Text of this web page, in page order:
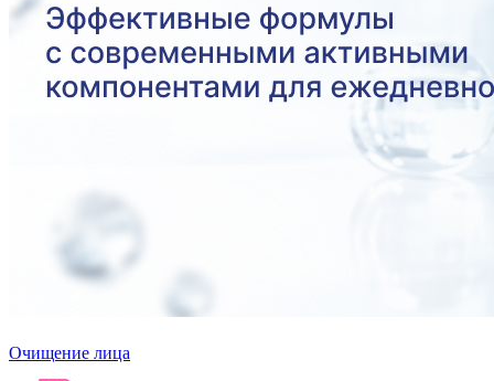
Очищение лица